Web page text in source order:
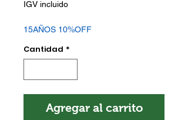
IGV incluido
15AÑOS 10%OFF
Cantidad *
Agregar al carrito